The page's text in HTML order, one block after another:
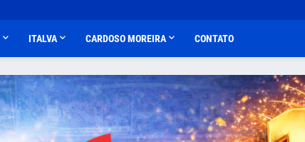
ITALVA CARDOSO MOREIRA CONTATO